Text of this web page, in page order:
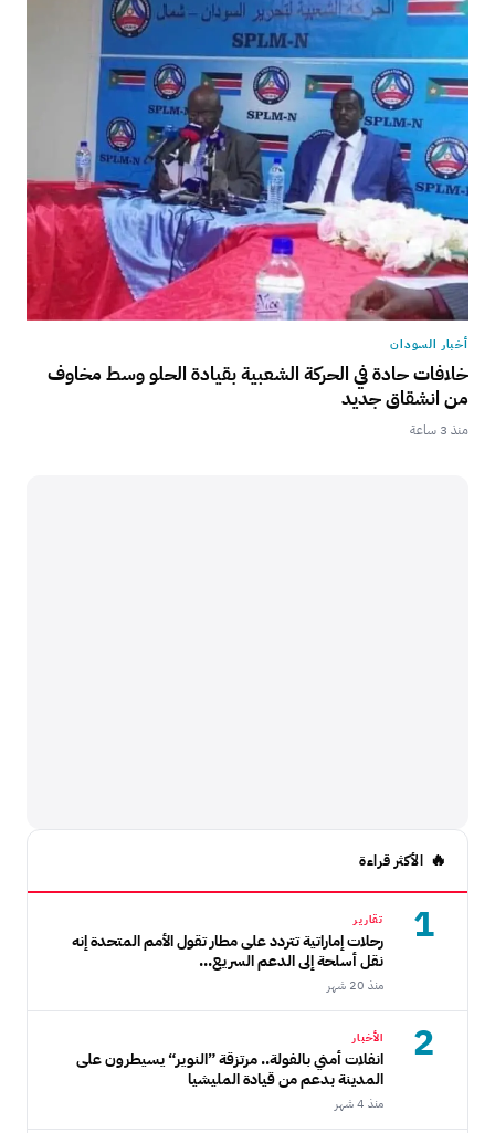
أخبار السودان
خلافات حادة في الحركة الشعبية بقيادة الحلو وسط مخاوف
من انشقاق جديد
منذ 3 ساعة
الأكثر قراءة
1 تقارير
رحلات إماراتية تتردد على مطار تقول الأمم المتحدة إنه
نقل أسلحة إلى الدعم السريع...
منذ 20 شهر
2 الأخبار
انفلات أمني بالفولة.. مرتزقة ”النوير“ يسيطرون على
المدينة بدعم من قيادة المليشيا
منذ 4 شهر